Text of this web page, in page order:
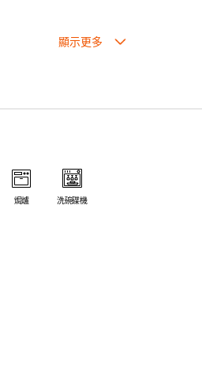
，不會產生過熱點。
如明火、電磁爐或焗爐（微波爐除外）。
焗爐 洗碗碟機